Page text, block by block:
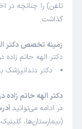
تلفن) را چنانچه در
گذاشت.
زمینه تخصص دکتر
دکتر الهه حاتم زاده در 1 تخصص و در 1 شهر فعالیت دارند:
دکتر دندانپزشک
دکتر الهه حاتم زاده
در ادامه می‌توانید
(بیمارستان‌ها،